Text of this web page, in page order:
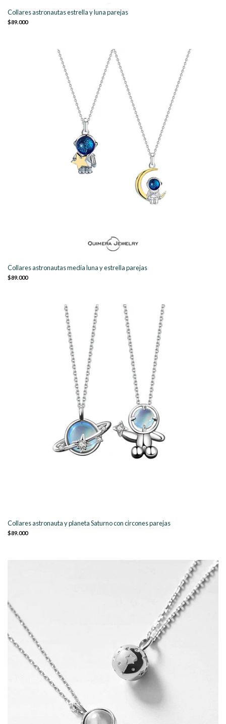
Collares astronautas estrella y luna parejas
$89.000
Collares astronautas media luna y estrella parejas
$89.000
Collares astronauta y planeta Saturno con circones parejas
$89.000